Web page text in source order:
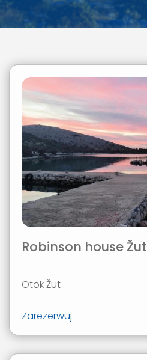
Robinson house Žut
Otok Žut
Zarezerwuj